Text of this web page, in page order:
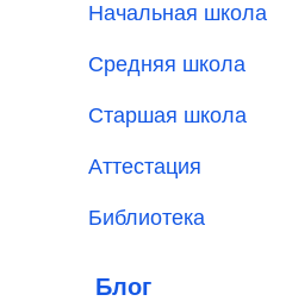
Начальная школа
Средняя школа
Старшая школа
Аттестация
Библиотека
Блог